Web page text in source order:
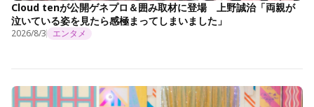
Cloud tenが公開ゲネプロ＆囲み取材に登場 上野誠治「両親が
泣いている姿を見たら感極まってしまいました」
2026/8/3 エンタメ